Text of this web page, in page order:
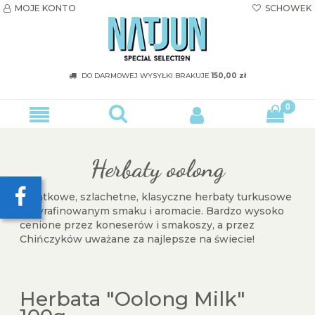
MOJE KONTO  SCHOWEK
DO DARMOWEJ WYSYŁKI BRAKUJE150,00 zł
Herbaty oolong
wyjątkowe, szlachetne, klasyczne herbaty turkusowe
o wyrafinowanym smaku i aromacie. Bardzo wysoko
cenione przez koneserów i smakoszy, a przez
Chińczyków uważane za najlepsze na świecie!
Herbata "Oolong Milk"